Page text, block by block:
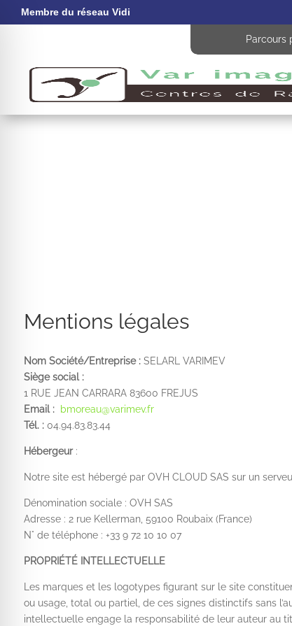
Membre du réseau Vidi
Parcours
Mentions légales
Nom Société/Entreprise :SELARL VARIMEV
Siège social :
1 RUE JEAN CARRARA 83600 FREJUS
Email :
bmoreau@varimev.fr
Tél. :04.94.83.83.44
Hébergeur:
Notre site est hébergé par OVH CLOUD SAS sur un
Dénomination sociale : OVH SAS
Adresse : 2 rue Kellerman, 59100 Roubaix (France)
N° de téléphone : +33 9 72 10 10 07
PROPRIÉTÉ INTELLECTUELLE
Les marques et les logotypes figurant sur le site
ou usage, total ou partiel, de ces signes distinctifs sans
intellectuelle engage la responsabilité de leur auteur au
crise
adapté au TDAH
cécité
sécurisé épilepsie